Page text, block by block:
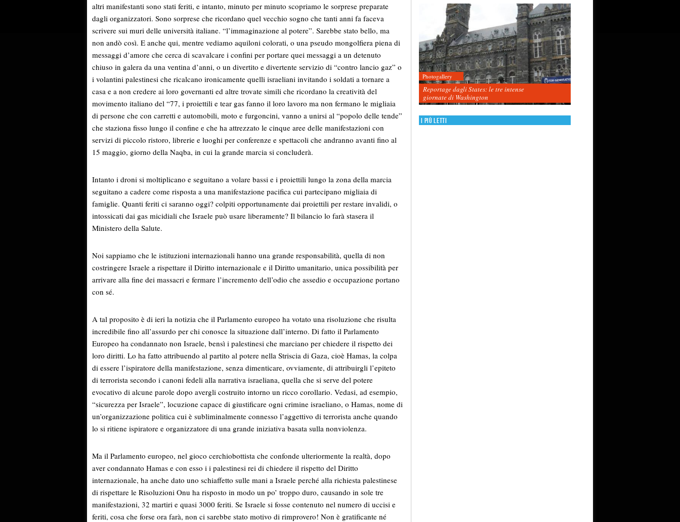
altri manifestanti sono stati feriti, e intanto, minuto per minuto scopriamo le sorprese preparate
dagli organizzatori. Sono sorprese che ricordano quel vecchio sogno che tanti anni fa faceva
scrivere sui muri delle università italiane. “l’immaginazione al potere”. Sarebbe stato bello, ma
non andò così. E anche qui, mentre vediamo aquiloni colorati, o una pseudo mongolfiera piena di
messaggi d’amore che cerca di scavalcare i confini per portare quei messaggi a un detenuto
chiuso in galera da una ventina d’anni, o un divertito e divertente servizio di “contro lancio gaz” o
i volantini palestinesi che ricalcano ironicamente quelli israeliani invitando i soldati a tornare a
casa e a non credere ai loro governanti ed altre trovate simili che ricordano la creatività del
movimento italiano del “77, i proiettili e tear gas fanno il loro lavoro ma non fermano le migliaia
di persone che con carretti e automobili, moto e furgoncini, vanno a unirsi al “popolo delle tende”
che staziona fisso lungo il confine e che ha attrezzato le cinque aree delle manifestazioni con
servizi di piccolo ristoro, librerie e luoghi per conferenze e spettacoli che andranno avanti fino al
15 maggio, giorno della Naqba, in cui la grande marcia si concluderà.
Intanto i droni si moltiplicano e seguitano a volare bassi e i proiettili lungo la zona della marcia
seguitano a cadere come risposta a una manifestazione pacifica cui partecipano migliaia di
famiglie. Quanti feriti ci saranno oggi? colpiti opportunamente dai proiettili per restare invalidi, o
intossicati dai gas micidiali che Israele può usare liberamente? Il bilancio lo farà stasera il
Ministero della Salute.
Noi sappiamo che le istituzioni internazionali hanno una grande responsabilità, quella di non
costringere Israele a rispettare il Diritto internazionale e il Diritto umanitario, unica possibilità per
arrivare alla fine dei massacri e fermare l’incremento dell’odio che assedio e occupazione portano
con sé.
A tal proposito è di ieri la notizia che il Parlamento europeo ha votato una risoluzione che risulta
incredibile fino all’assurdo per chi conosce la situazione dall’interno. Di fatto il Parlamento
Europeo ha condannato non Israele, bensì i palestinesi che marciano per chiedere il rispetto dei
loro diritti. Lo ha fatto attribuendo al partito al potere nella Striscia di Gaza, cioè Hamas, la colpa
di essere l’ispiratore della manifestazione, senza dimenticare, ovviamente, di attribuirgli l’epiteto
di terrorista secondo i canoni fedeli alla narrativa israeliana, quella che si serve del potere
evocativo di alcune parole dopo avergli costruito intorno un ricco corollario. Vedasi, ad esempio,
“sicurezza per Israele”, locuzione capace di giustificare ogni crimine israeliano, o Hamas, nome di
un’organizzazione politica cui è subliminalmente connesso l’aggettivo di terrorista anche quando
lo si ritiene ispiratore e organizzatore di una grande iniziativa basata sulla nonviolenza.
Ma il Parlamento europeo, nel gioco cerchiobottista che confonde ulteriormente la realtà, dopo
aver condannato Hamas e con esso i i palestinesi rei di chiedere il rispetto del Diritto
internazionale, ha anche dato uno schiaffetto sulle mani a Israele perché alla richiesta palestinese
di rispettare le Risoluzioni Onu ha risposto in modo un po’ troppo duro, causando in sole tre
manifestazioni, 32 martiri e quasi 3000 feriti. Se Israele si fosse contenuto nel numero di uccisi e
feriti, cosa che forse ora farà, non ci sarebbe stato motivo di rimprovero! Non è gratificante né
Photogallery
Reportage dagli States: le tre intense
giornate di Washington
I più letti